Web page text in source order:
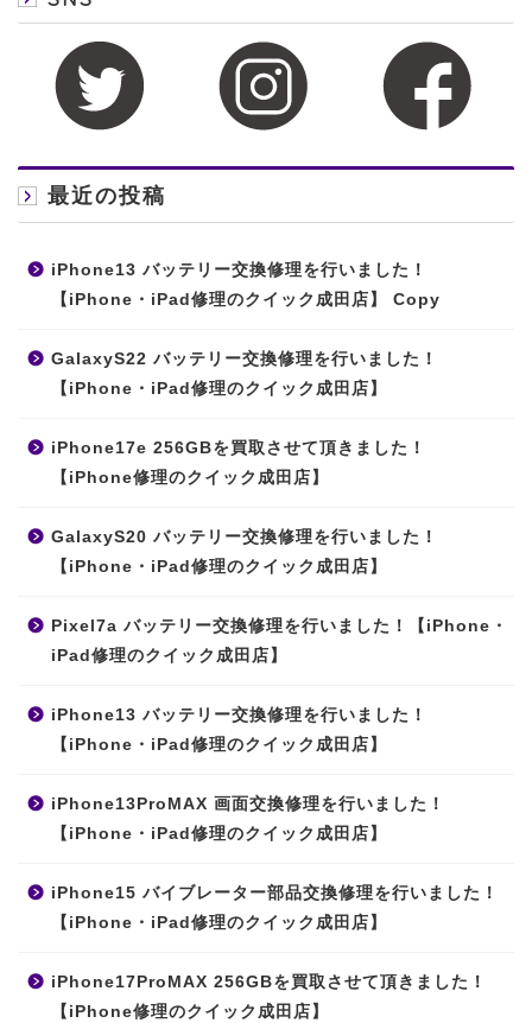
最近の投稿
iPhone13 バッテリー交換修理を行いました！
【iPhone・iPad修理のクイック成田店】 Copy
GalaxyS22 バッテリー交換修理を行いました！
【iPhone・iPad修理のクイック成田店】
iPhone17e 256GBを買取させて頂きました！
【iPhone修理のクイック成田店】
GalaxyS20 バッテリー交換修理を行いました！
【iPhone・iPad修理のクイック成田店】
Pixel7a バッテリー交換修理を行いました！【iPhone・
iPad修理のクイック成田店】
iPhone13 バッテリー交換修理を行いました！
【iPhone・iPad修理のクイック成田店】
iPhone13ProMAX 画面交換修理を行いました！
【iPhone・iPad修理のクイック成田店】
iPhone15 バイブレーター部品交換修理を行いました！
【iPhone・iPad修理のクイック成田店】
iPhone17ProMAX 256GBを買取させて頂きました！
【iPhone修理のクイック成田店】